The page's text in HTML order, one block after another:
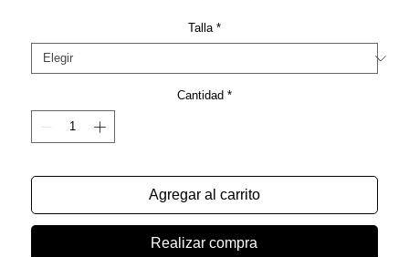
Talla *
Cantidad *
Agregar al carrito
Realizar compra